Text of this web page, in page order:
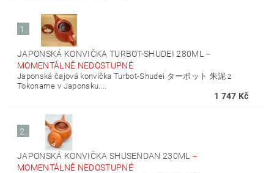
1.
JAPONSKÁ KONVIČKA TURBOT-SHUDEI 280ML –
MOMENTÁLNĚ NEDOSTUPNÉ
Japonská čajová konvička Turbot-Shudei ターボット 朱泥 z
Tokoname v Japonsku....
1 747 Kč
2.
JAPONSKÁ KONVIČKA SHUSENDAN 230ML –
MOMENTÁLNĚ NEDOSTUPNÉ